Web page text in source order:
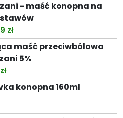
- maść konopna na
złZakres
cen:
od
do
92.99 zł
maść przeciwbólowa
5%
złAktualna
cenakonopna 160ml